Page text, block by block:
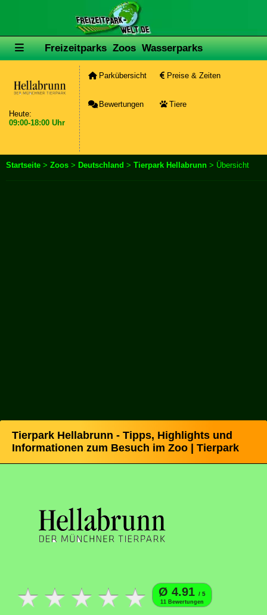
Freizeitparks Zoos Wasserparks
Heute:
09:00-18:00 Uhr
Parkübersicht Preise & Zeiten
Bewertungen Tiere
Startseite > Zoos > Deutschland > Tierpark Hellabrunn > Übersicht
Tierpark Hellabrunn - Tipps, Highlights und
Informationen zum Besuch im Zoo | Tierpark
Ø 4.91 / 5
11 Bewertungen